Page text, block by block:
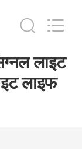
लाइट
लाइफ